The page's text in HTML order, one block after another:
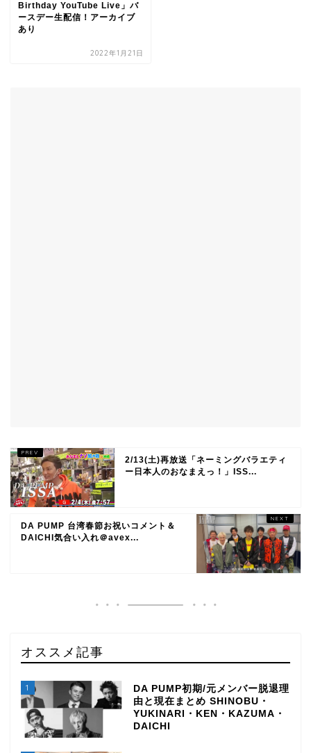
Birthday YouTube Live」バ
ースデー生配信！アーカイブ
あり
2022年1月21日
2/13(土)再放送「ネーミングバラエティ
ー日本人のおなまえっ！」ISS...
DA PUMP 台湾春節お祝いコメント＆
DAICHI気合い入れ＠avex...
オススメ記事
1
DA PUMP初期/元メンバー脱退理
由と現在まとめ SHINOBU・
YUKINARI・KEN・KAZUMA・
DAICHI